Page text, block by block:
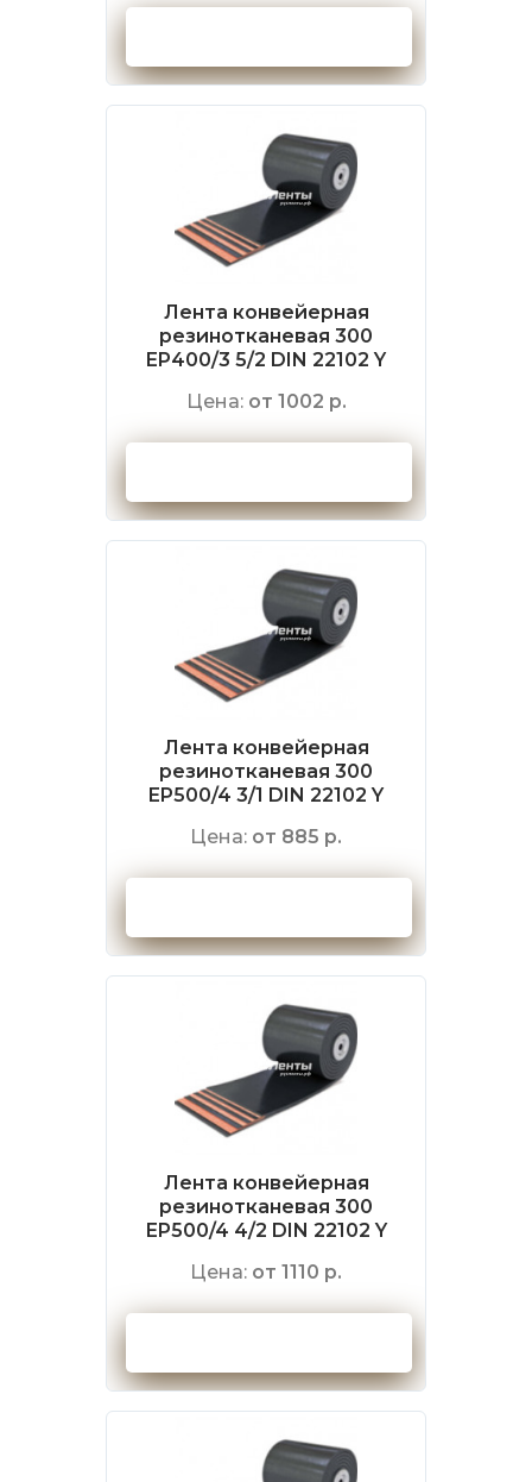
Лента конвейерная
резинотканевая 300
EP400/3 5/2 DIN 22102 Y
Цена: от 1002 р.
Лента конвейерная
резинотканевая 300
EP500/4 3/1 DIN 22102 Y
Цена: от 885 р.
Лента конвейерная
резинотканевая 300
EP500/4 4/2 DIN 22102 Y
Цена: от 1110 р.